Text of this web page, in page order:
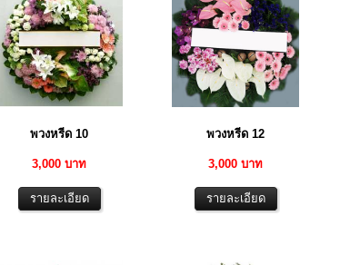
พวงหรีด 10
3,000 บาท
พวงหรีด 12
3,000 บาท